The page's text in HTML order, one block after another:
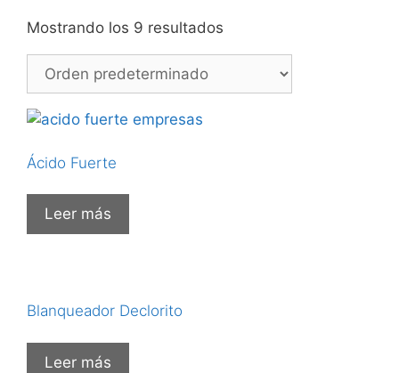
Mostrando los 9 resultados
Ácido Fuerte
Leer más
Blanqueador Declorito
Leer más